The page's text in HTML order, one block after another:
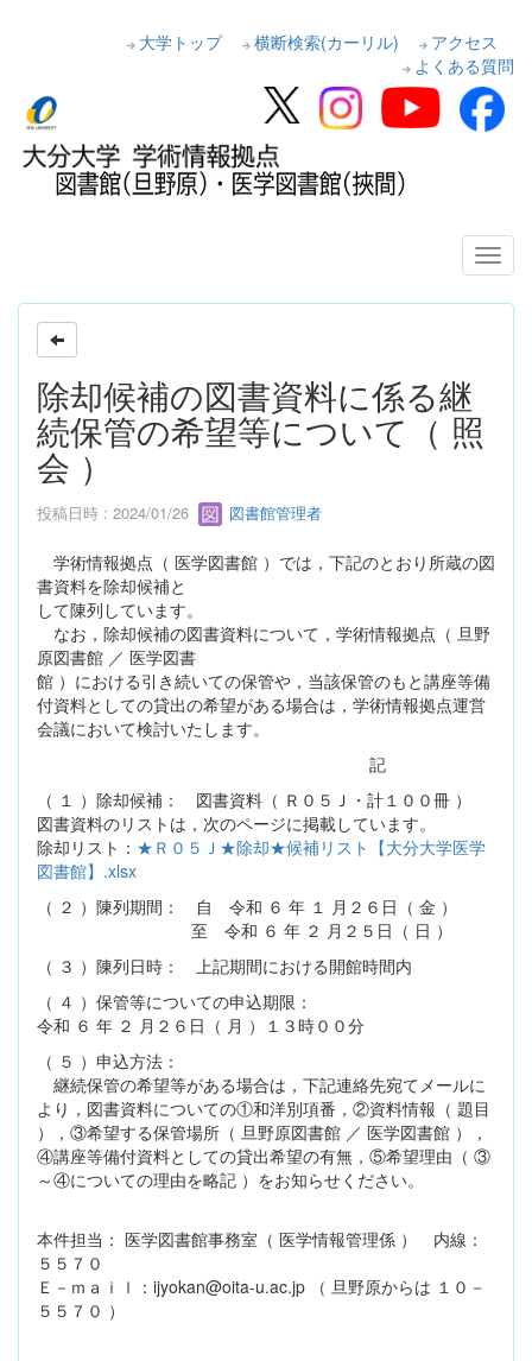
大学トップ 横断検索(カーリル)
アクセス
よくある質問
除却候補の図書資料に係る継
続保管の希望等について（ 照
会 ）
投稿日時 : 2024/01/26 図書館管理者
学術情報拠点（ 医学図書館 ）では，下記のとおり所蔵の図
書資料を除却候補と
して陳列しています。
なお，除却候補の図書資料について，学術情報拠点（ 旦野
原図書館 ／ 医学図書
館 ）における引き続いての保管や，当該保管のもと講座等備
付資料としての貸出の希望がある場合は，学術情報拠点運営
会議において検討いたします。
記
（ １ ）除却候補： 図書資料（ Ｒ０５Ｊ・計１００冊 ）
図書資料のリストは，次のページに掲載しています。
除却リスト： ★Ｒ０５Ｊ★除却★候補リスト【大分大学医学
図書館】.xlsx
（ ２ ）陳列期間： 自 令和 ６ 年 １ 月２６日（ 金 ）
至 令和 ６ 年 ２ 月２５日（ 日 ）
（ ３ ）陳列日時： 上記期間における開館時間内
（ ４ ）保管等についての申込期限：
令和 ６ 年 ２ 月２６日（ 月 ）１３時００分
（ ５ ）申込方法：
継続保管の希望等がある場合は，下記連絡先宛てメールに
より，図書資料についての①和洋別項番，②資料情報（ 題目
），③希望する保管場所（ 旦野原図書館 ／ 医学図書館 ），
④講座等備付資料としての貸出希望の有無，⑤希望理由（ ③
～④についての理由を略記 ）をお知らせください。
本件担当： 医学図書館事務室（ 医学情報管理係 ） 内線：
５５７０
Ｅ－ｍａｉｌ：ijyokan@oita-u.ac.jp （ 旦野原からは １０－
５５７０ ）